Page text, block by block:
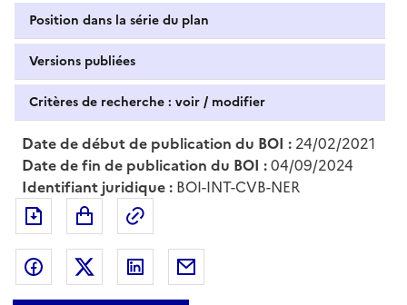
Position dans la série du plan
Versions publiées
Critères de recherche : voir / modifier
Date de début de publication du BOI : 24/02/2021
Date de fin de publication du BOI :04/09/2024
Identifiant juridique : BOI-INT-CVB-NER
Exporter le document au format pdf
Partager sur Facebook
Partager sur Twitter
Partager sur LinkedIn